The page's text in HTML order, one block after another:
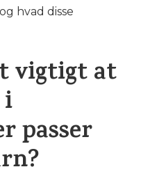
hvad disse
vigtigt at
i
passer